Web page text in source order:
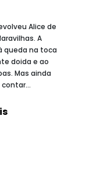
Alice de
A
queda na toca
doida e ao
Mas ainda